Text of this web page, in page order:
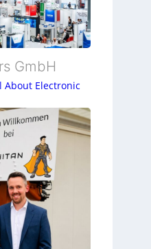
GmbH
About Electronic